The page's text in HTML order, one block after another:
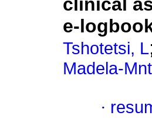
clinical
e-
Tshotetsi, L;
Madela-
·